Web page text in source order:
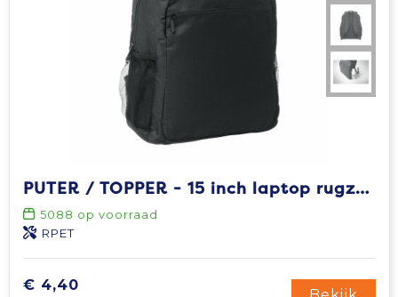
PUTER / TOPPER - 15 inch laptop rugzak
5088 op voorraad
RPET
€ 4,40